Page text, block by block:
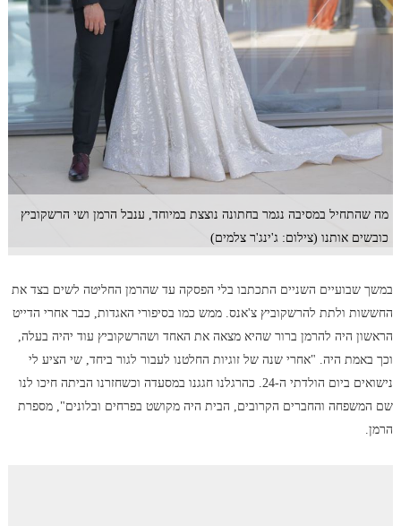
מה שהתחיל במסיבה נגמר בחתונה נוצצת במיוחד, ענבל הרמן ושי הרשקוביץ
כובשים אותנו (צילום: ג'ינג'ר צלמים)
במשך שבועיים השניים התכתבו בלי הפסקה עד שהרמן החליטה לשים בצד את
החששות ולתת להרשקוביץ צ'אנס. ממש כמו בסיפורי האגדות, כבר אחרי הדייט
הראשון היה להרמן ברור שהיא מצאה את האחד ושהרשקוביץ עוד יהיה בעלה,
וכך באמת היה. "אחרי שנה של זוגיות החלטנו לעבור לגור ביחד, שי הציע לי
נישואים ביום הולדתי ה-24. כהרגלנו חגגנו במסעדה וכשחזרנו הביתה חיכו לנו
שם המשפחה והחברים הקרובים, הבית היה מקושט בפרחים ובלונים", מספרת
הרמן.